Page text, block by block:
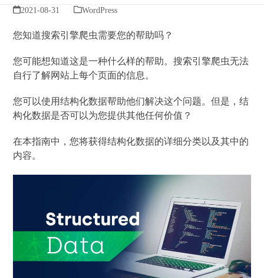
2021-08-31 WordPress
您知道搜索引擎爬虫需要您的帮助吗？
您可能想知道这是一种什么样的帮助。搜索引擎爬虫无法
自行了解网站上每个页面的信息。
您可以使用结构化数据帮助他们解决这个问题。但是，结
构化数据是否可以为您提供其他任何价值？
在本指南中，您将获得结构化数据的详细分类以及其中的
内容。